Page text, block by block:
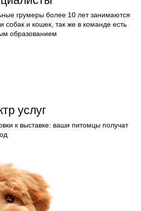
грумеры более 10 лет занимаются
собак и кошек, так же в команде есть
образованием
услуг
к выставке: ваши питомцы получат